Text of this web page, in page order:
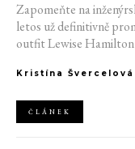
Zapomeňte na
letos už definitivně
outfit Lewise Hamilton
nové generace
ale příslušnost k
"Racing Core" stala
Kristína Švercelová
ČLÁNEK